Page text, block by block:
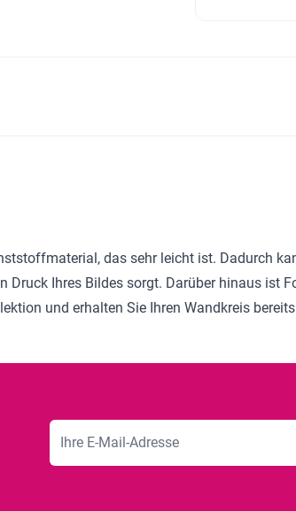
das sehr leicht ist. Dadurch
Druck Ihres Bildes sorgt. Darüber hinaus ist
und erhalten Sie Ihren Wandkreis
E-Mailadresse